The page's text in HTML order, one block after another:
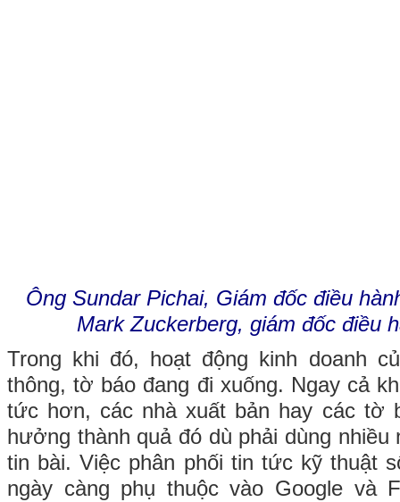
Ông Sundar Pichai, Giám đốc điều
Mark Zuckerberg, giám đốc điều
Trong khi đó, hoạt động kinh doanh
thông, tờ báo đang đi xuống. Ngay cả
tức hơn, các nhà xuất bản hay các tờ
hưởng thành quả đó dù phải dùng nhiều
tin bài. Việc phân phối tin tức kỹ thuật
ngày càng phụ thuộc vào Google và